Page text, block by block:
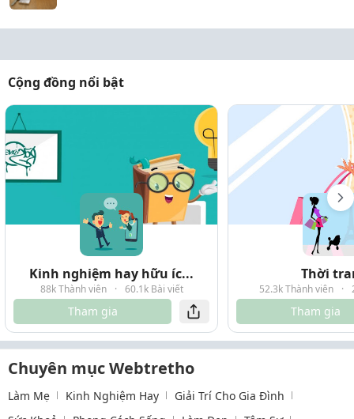
Cộng đồng nổi bật
Kinh nghiệm hay hữu íc...
88k Thành viên · 60.1k Bài viết
Tham gia
Thời
52.3k Thành viên ·
Tham gia
Chuyên mục Webtretho
Làm Mẹ Kinh Nghiệm Hay
Giải Trí Cho Gia Đình